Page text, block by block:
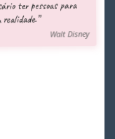
ter pessoas para
Walt Disney